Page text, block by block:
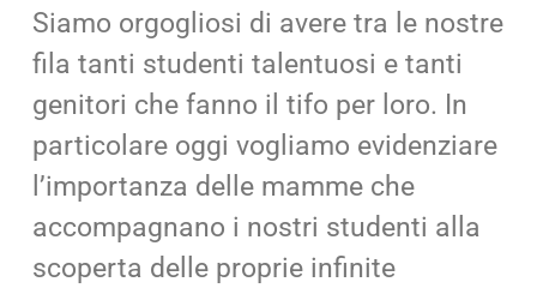
Siamo orgogliosi di avere tra le nostre
fila tanti studenti talentuosi e tanti
genitori che fanno il tifo per loro. In
particolare oggi vogliamo evidenziare
l’importanza delle mamme che
accompagnano i nostri studenti alla
scoperta delle proprie infinite